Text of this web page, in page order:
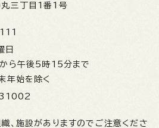
三丁目1番1号
日
ら午後5時15分まで
年始を除く
、施設がありますのでご注意くださ